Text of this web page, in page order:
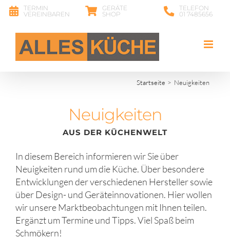
Zum
Inhalt
springen
TERMIN
VEREINBAREN
GERÄTE
SHOP
TELEFON
01 7485656
Startseite Neuigkeiten
Neuigkeiten
AUS DER KÜCHENWELT
In diesem Bereich informieren wir Sie über
Neuigkeiten rund um die Küche. Über besondere
Entwicklungen der verschiedenen Hersteller sowie
über Design- und Geräteinnovationen. Hier wollen
wir unsere Marktbeobachtungen mit Ihnen teilen.
Ergänzt um Termine und Tipps. Viel Spaß beim
Schmökern!